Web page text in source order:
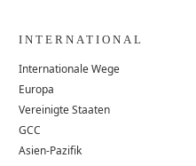
INTERNATIONAL
Internationale Wege
Europa
Vereinigte Staaten
GCC
Asien-Pazifik